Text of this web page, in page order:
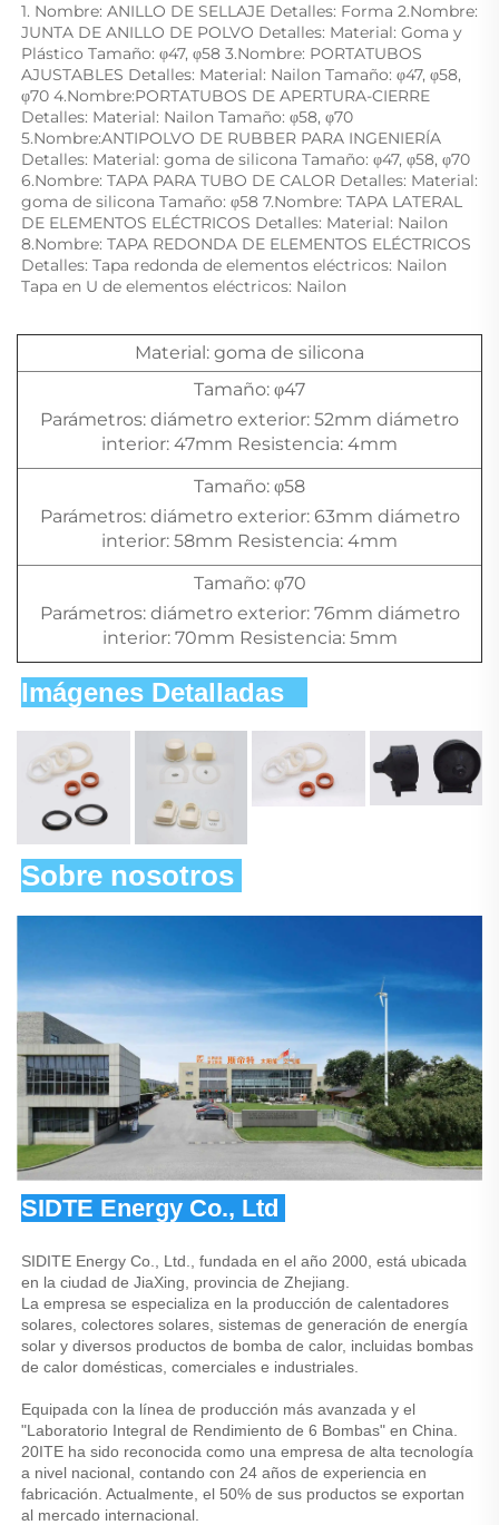
1. Nombre: ANILLO DE SELLAJE Detalles: Forma 2.Nombre:
JUNTA DE ANILLO DE POLVO Detalles: Material: Goma y
Plástico Tamaño: φ47, φ58 3.Nombre: PORTATUBOS
AJUSTABLES Detalles: Material: Nailon Tamaño: φ47, φ58,
φ70 4.Nombre:PORTATUBOS DE APERTURA-CIERRE
Detalles: Material: Nailon Tamaño: φ58, φ70
5.Nombre:ANTIPOLVO DE RUBBER PARA INGENIERÍA
Detalles: Material: goma de silicona Tamaño: φ47, φ58, φ70
6.Nombre: TAPA PARA TUBO DE CALOR Detalles: Material:
goma de silicona Tamaño: φ58 7.Nombre: TAPA LATERAL
DE ELEMENTOS ELÉCTRICOS Detalles: Material: Nailon
8.Nombre: TAPA REDONDA DE ELEMENTOS ELÉCTRICOS
Detalles: Tapa redonda de elementos eléctricos: Nailon
Tapa en U de elementos eléctricos: Nailon
Material: goma de silicona
Tamaño: φ47
Parámetros: diámetro exterior: 52mm diámetro
interior: 47mm Resistencia: 4mm
Tamaño: φ58
Parámetros: diámetro exterior: 63mm diámetro
interior: 58mm Resistencia: 4mm
Tamaño: φ70
Parámetros: diámetro exterior: 76mm diámetro
interior: 70mm Resistencia: 5mm
Imágenes Detalladas
Sobre nosotros
SIDTE Energy Co., Ltd
SIDITE Energy Co., Ltd., fundada en el año 2000, está ubicada
en la ciudad de JiaXing, provincia de Zhejiang.
La empresa se especializa en la producción de calentadores
solares, colectores solares, sistemas de generación de energía
solar y diversos productos de bomba de calor, incluidas bombas
de calor domésticas, comerciales e industriales.
Equipada con la línea de producción más avanzada y el
"Laboratorio Integral de Rendimiento de 6 Bombas" en China.
20ITE ha sido reconocida como una empresa de alta tecnología
a nivel nacional, contando con 24 años de experiencia en
fabricación. Actualmente, el 50% de sus productos se exportan
al mercado internacional.